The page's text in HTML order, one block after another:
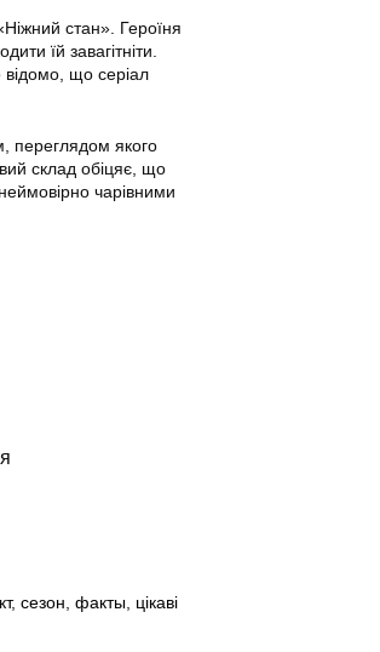
стан». Героїня
їй завагітніти.
що серіал
переглядом якого
склад обіцяє, що
чарівними
, сезон факты цікаві